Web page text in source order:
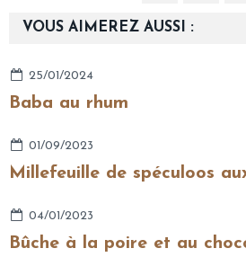
VOUS AIMEREZ AUSSI :
25/01/2024
Baba au rhum
01/09/2023
Millefeuille de spéculoos
04/01/2023
Bûche à la poire et au